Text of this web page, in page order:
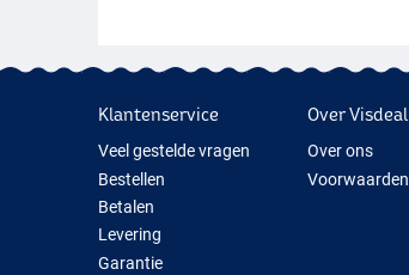
Klantenservice
Veel gestelde vragen
Bestellen
Betalen
Levering
Garantie
Over Visdeal
Over ons
Voorwaarden